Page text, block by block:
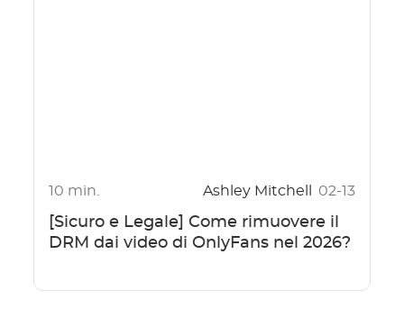
10 min. Ashley Mitchell 02-13
[Sicuro e Legale] Come rimuovere il
DRM dai video di OnlyFans nel 2026?